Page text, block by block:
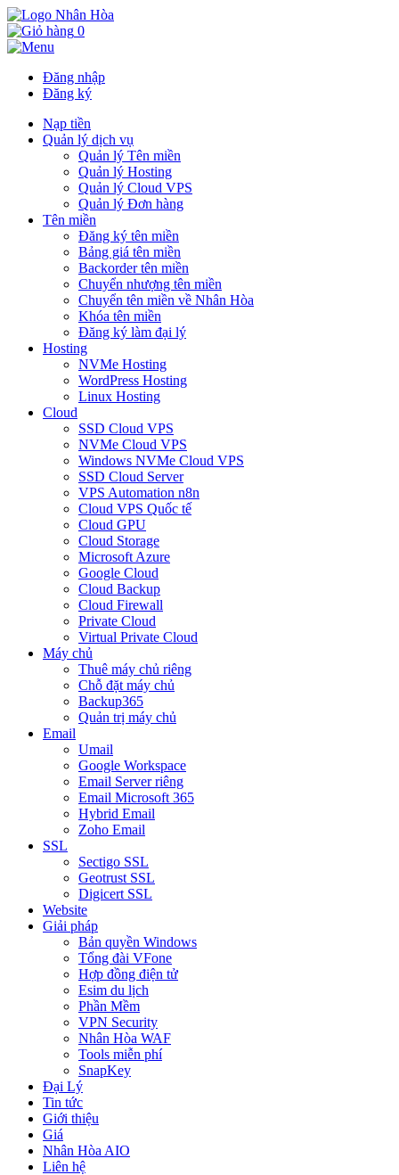
0
Đăng nhập
Đăng ký
Nạp tiền
Quản lý dịch vụ
Quản lý Tên miền
Quản lý Hosting
Quản lý Cloud VPS
Quản lý Đơn hàng
Tên miền
Đăng ký tên miền
Bảng giá tên miền
Backorder tên miền
Chuyển nhượng tên miền
Chuyển tên miền về Nhân Hòa
Khóa tên miền
Đăng ký làm đại lý
Hosting
NVMe Hosting
WordPress Hosting
Linux Hosting
Cloud
SSD Cloud VPS
NVMe Cloud VPS
Windows NVMe Cloud VPS
SSD Cloud Server
VPS Automation n8n
Cloud VPS Quốc tế
Cloud GPU
Cloud Storage
Microsoft Azure
Google Cloud
Cloud Backup
Cloud Firewall
Private Cloud
Virtual Private Cloud
Máy chủ
Thuê máy chủ riêng
Chỗ đặt máy chủ
Backup365
Quản trị máy chủ
Email
Umail
Google Workspace
Email Server riêng
Email Microsoft 365
Hybrid Email
Zoho Email
SSL
Sectigo SSL
Geotrust SSL
Digicert SSL
Website
Giải pháp
Bản quyền Windows
Tổng đài VFone
Hợp đồng điện tử
Esim du lịch
Phần Mềm
VPN Security
Nhân Hòa WAF
Tools miễn phí
SnapKey
Đại Lý
Tin tức
Giới thiệu
Giá
Nhân Hòa AIO
Liên hệ